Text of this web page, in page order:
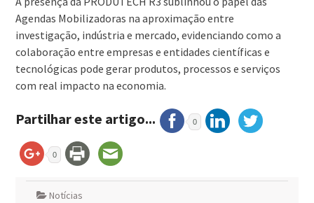
Agendas Mobilizadoras na aproximação entre
investigação, indústria e mercado, evidenciando como a
colaboração entre empresas e entidades científicas e
tecnológicas pode gerar produtos, processos e serviços
com real impacto na economia.
Partilhar este artigo... 0
0
Notícias